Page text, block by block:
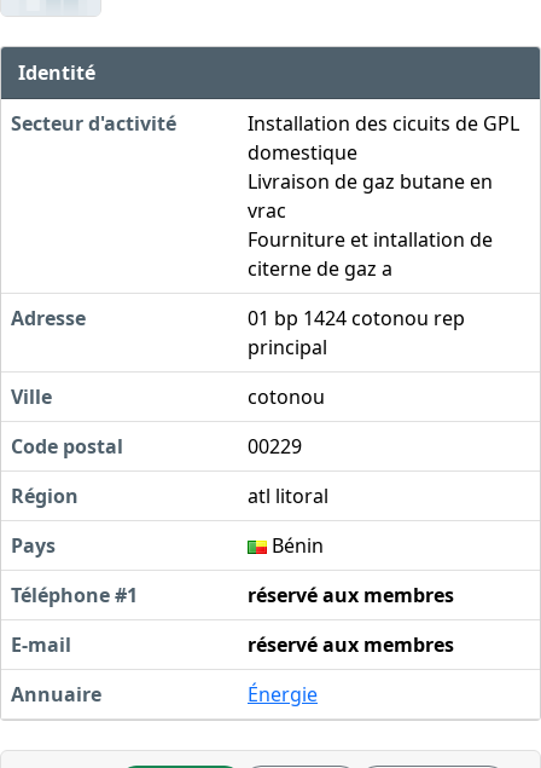
Identité
Secteur d'activité
Installation des cicuits de GPL
domestique
Livraison de gaz butane en
vrac
Fourniture et intallation de
citerne de gaz a
Adresse
01 bp 1424 cotonou rep
principal
Ville
cotonou
Code postal
00229
Région
atl litoral
Pays
Bénin
Téléphone #1
réservé aux membres
E-mail
réservé aux membres
Annuaire
Énergie